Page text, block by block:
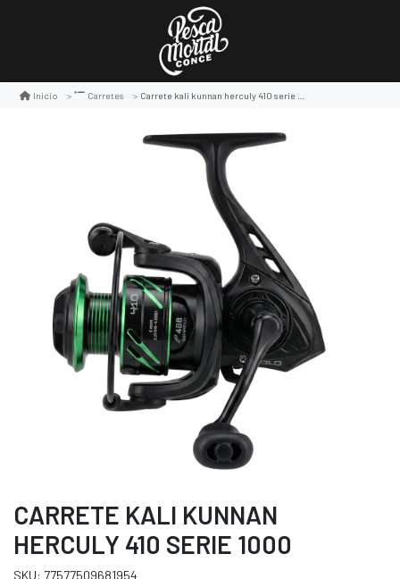
Inicio Carretes Carrete kali kunnan herculy 410 serie 1000
CARRETE KALI KUNNAN
HERCULY 410 SERIE 1000
SKU: 77577509681954